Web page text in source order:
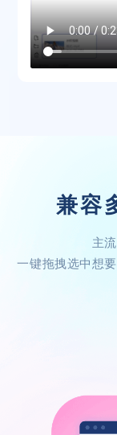
兼容
主
一键拖拽选中想
体验良
水印就这
个最满意
内存小
朋友推荐